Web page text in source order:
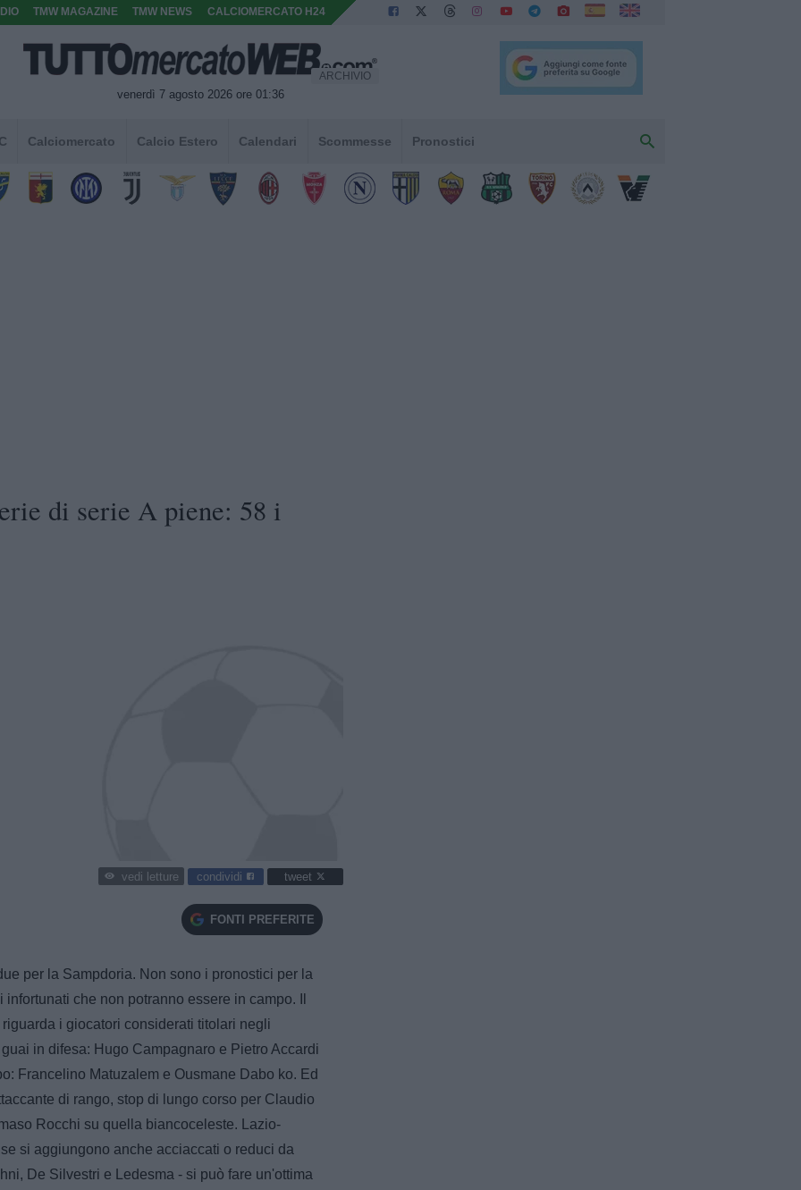
TMW MAGAZINE TMW NEWS CALCIOMERCATO H24
venerdì 7 agosto 2026 ore 01:36
ARCHIVIO
Calciomercato Calcio Estero Calendari Scommesse Pronostici
di serie A piene: 58 i
vedi letture condividi tweet
FONTI PREFERITE
per la Sampdoria. Non sono i pronostici per la
che non potranno essere in campo. Il
i giocatori considerati titolari negli
in difesa: Hugo Campagnaro e Pietro Accardi
Francelino Matuzalem e Ousmane Dabo ko. Ed
di rango, stop di lungo corso per Claudio
Rocchi su quella biancoceleste. Lazio-
si aggiungono anche acciaccati o reduci da
De Silvestri e Ledesma - si può fare un'ottima